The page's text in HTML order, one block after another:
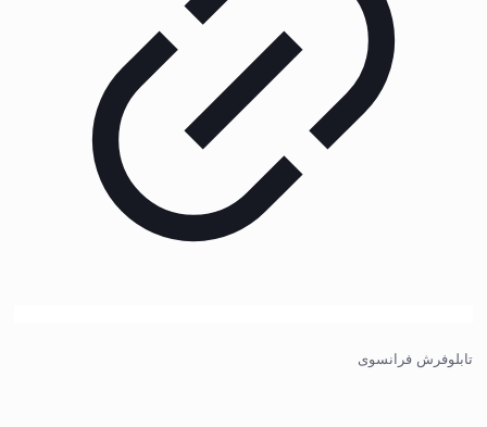
تابلوفرش فرانسوی